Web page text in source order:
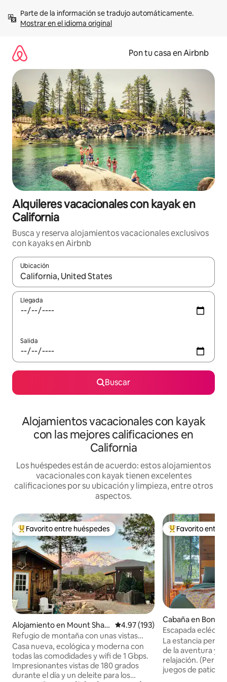
contenidoMostrar en el idioma original
Pon tu casa en Airbnb
Alquileres vacacionales con kayak en
California
Busca y reserva alojamientos vacacionales exclusivos
con kayaks en Airbnb
Ubicación
Cuando los resultados estén disponibles, navega con las
Llegada
Salida
Buscar
Alojamientos vacacionales con kayak
con las mejores calificaciones en
California
Los huéspedes están de acuerdo: estos alojamientos
vacacionales con kayak tienen excelentes
calificaciones por su ubicación y limpieza, entre otros
aspectos.
Favorito entre huéspedes preferido
Favorito entre huéspedes
Alojamiento en Mount Shast
a
Calificación promedio: 4.97 de
4.97 (193)
Refugio de montaña con unas vistas
impresionantes
Casa nueva, ecológica y moderna con
todas las comodidades y wifi de 1 Gbps.
Impresionantes vistas de 180 grados
durante el día y un deleite para los
Favorito entre
Favorito entre
Cabaña en Bonny
Escapada
La estancia
de la aventura y
relajación. (Permiso
juegos de patio y